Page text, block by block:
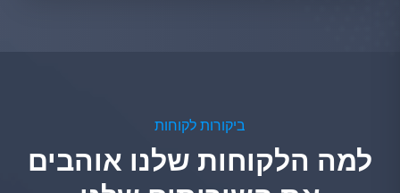
ביקורות לקוחות
למה הלקוחות שלנו אוהבים